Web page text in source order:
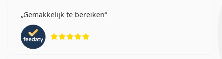
Gemakkelijk te bereiken